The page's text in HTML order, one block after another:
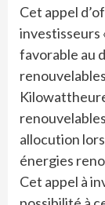
Cet appel
investisseurs
favorable au
allocution
énergies
Cet appel à